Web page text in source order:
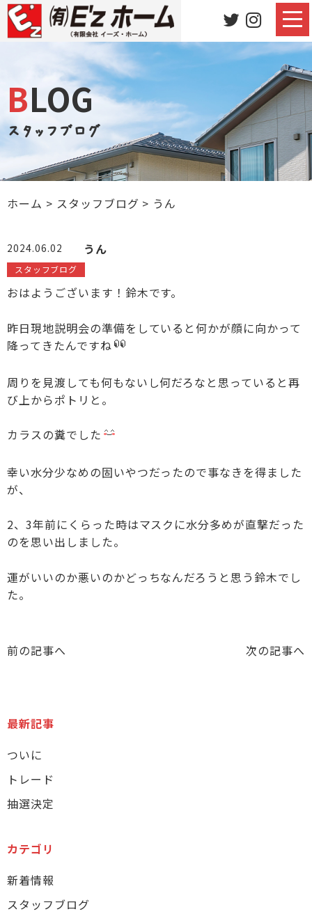
BLOG
スタッフブログ
ホーム > スタッフブログ > うん
2024.06.02 うん
スタッフブログ
おはようございます！鈴木です。
昨日現地説明会の準備をしていると何かが顔に向かって
降ってきたんですね
周りを見渡しても何もないし何だろなと思っていると再
び上からポトリと。
カラスの糞でした
幸い水分少なめの固いやつだったので事なきを得ました
が、
2、3年前にくらった時はマスクに水分多めが直撃だった
のを思い出しました。
運がいいのか悪いのかどっちなんだろうと思う鈴木でし
た。
前の記事へ 次の記事へ
最新記事
ついに
トレード
抽選決定
カテゴリ
新着情報
スタッフブログ